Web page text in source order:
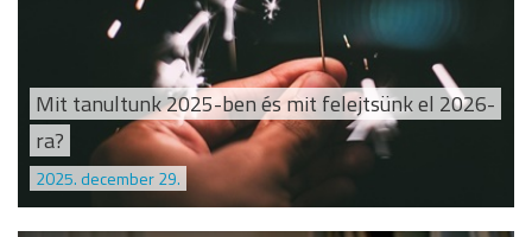
Mit tanultunk 2025-ben és mit felejtsünk el 2026-
ra?
2025. december 29.